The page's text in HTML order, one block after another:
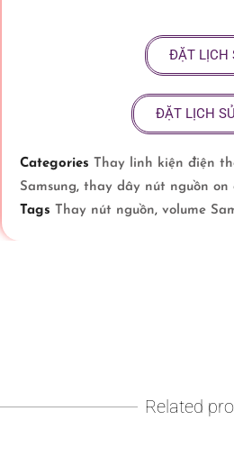
ĐẶT LỊCH
ĐẶT LỊCH
Categories Thay linh kiện điện
Samsung, thay dây nút nguồn on
Tags Thay nút nguồn, volume
Related